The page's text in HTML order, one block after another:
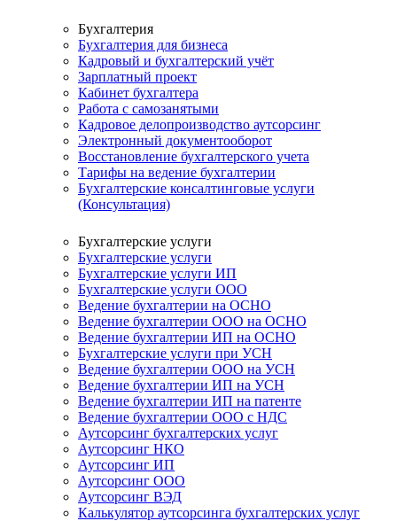
Бухгалтерия
Бухгалтерия для бизнеса
Кадровый и бухгалтерский учёт
Зарплатный проект
Кабинет бухгалтера
Работа с самозанятыми
Кадровое делопроизводство аутсорсинг
Электронный документооборот
Восстановление бухгалтерского учета
Тарифы на ведение бухгалтерии
Бухгалтерские консалтинговые услуги
(Консультация)
Бухгалтерские услуги
Бухгалтерские услуги
Бухгалтерские услуги ИП
Бухгалтерские услуги ООО
Ведение бухгалтерии на ОСНО
Ведение бухгалтерии ООО на ОСНО
Ведение бухгалтерии ИП на ОСНО
Бухгалтерские услуги при УСН
Ведение бухгалтерии ООО на УСН
Ведение бухгалтерии ИП на УСН
Ведение бухгалтерии ИП на патенте
Ведение бухгалтерии ООО с НДС
Аутсорсинг бухгалтерских услуг
Аутсорсинг НКО
Аутсорсинг ИП
Аутсорсинг ООО
Аутсорсинг ВЭД
Калькулятор аутсорсинга бухгалтерских услуг